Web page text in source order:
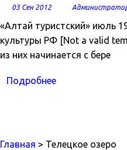
03 Сен 2012
«Алтай туристский» июль
культуры РФ [Not a valid
из них начинается с бере
Подробнее
Главная > Телецкое озеро